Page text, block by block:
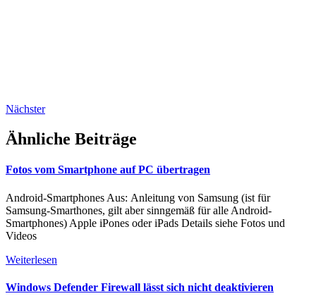
Nächster
Ähnliche Beiträge
Fotos vom Smartphone auf PC übertragen
Android-Smartphones Aus: Anleitung von Samsung (ist für
Samsung-Smarthones, gilt aber sinngemäß für alle Android-
Smartphones) Apple iPones oder iPads Details siehe Fotos und
Videos
Weiterlesen
Windows Defender Firewall lässt sich nicht deaktivieren